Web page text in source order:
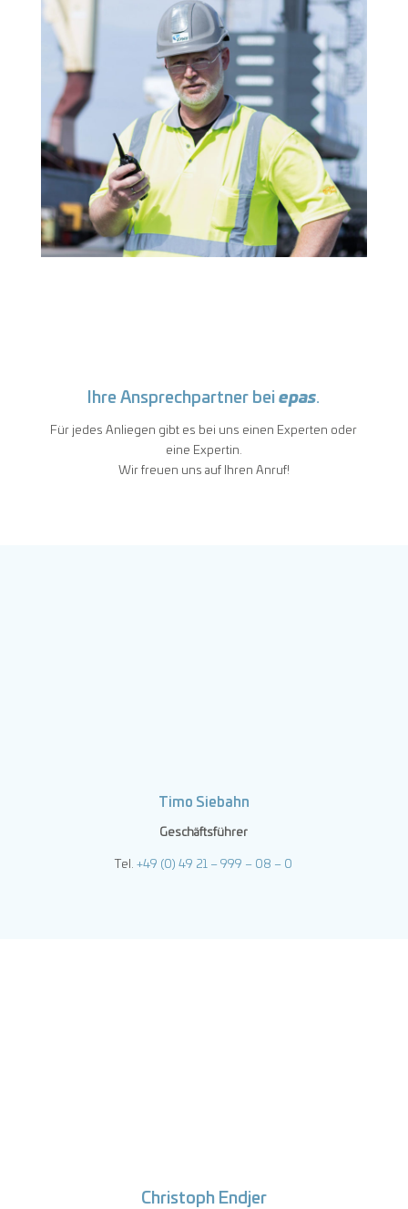
Ihre Ansprechpartner beiepas.
Für jedes Anliegen gibt es bei uns einen Experten oder
eine Expertin.
Wir freuen uns auf Ihren Anruf!
Timo Siebahn
Geschäftsführer
Tel.+49 (0) 49 21 – 999 – 08 – 0
Christoph Endjer